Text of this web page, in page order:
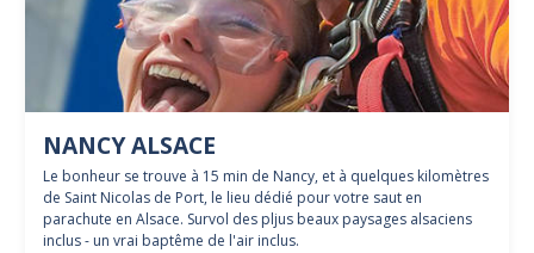
NANCY ALSACE
Le bonheur se trouve à 15 min de Nancy, et à quelques kilomètres
de Saint Nicolas de Port, le lieu dédié pour votre saut en
parachute en Alsace. Survol des pljus beaux paysages alsaciens
inclus - un vrai baptême de l'air inclus.